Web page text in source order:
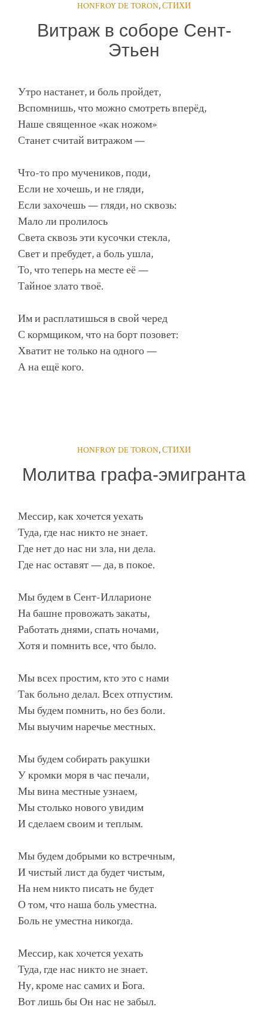
HONFROY DE TORON,СТИХИ
Витраж в соборе Сент-
Этьен
Утро настанет, и боль пройдет,
Вспомнишь, что можно смотреть вперёд,
Наше священное «как ножом»
Станет считай витражом —
Что-то про мучеников, поди,
Если не хочешь, и не гляди,
Если захочешь — гляди, но сквозь:
Мало ли пролилось
Света сквозь эти кусочки стекла,
Свет и пребудет, а боль ушла,
То, что теперь на месте её —
Тайное злато твоё.
Им и расплатишься в свой черед
С кормщиком, что на борт позовет:
Хватит не только на одного —
А на ещё кого.
HONFROY DE TORON,СТИХИ
Молитва графа-эмигранта
Мессир, как хочется уехать
Туда, где нас никто не знает.
Где нет до нас ни зла, ни дела.
Где нас оставят — да, в покое.
Мы будем в Сент-Илларионе
На башне провожать закаты,
Работать днями, спать ночами,
Хотя и помнить все, что было.
Мы всех простим, кто это с нами
Так больно делал. Всех отпустим.
Мы будем помнить, но без боли.
Мы выучим наречье местных.
Мы будем собирать ракушки
У кромки моря в час печали,
Мы вина местные узнаем,
Мы столько нового увидим
И сделаем своим и теплым.
Мы будем добрыми ко встречным,
И чистый лист да будет чистым,
На нем никто писать не будет
О том, что наша боль уместна.
Боль не уместна никогда.
Мессир, как хочется уехать
Туда, где нас никто не знает.
Ну, кроме нас самих и Бога.
Вот лишь бы Он нас не забыл.